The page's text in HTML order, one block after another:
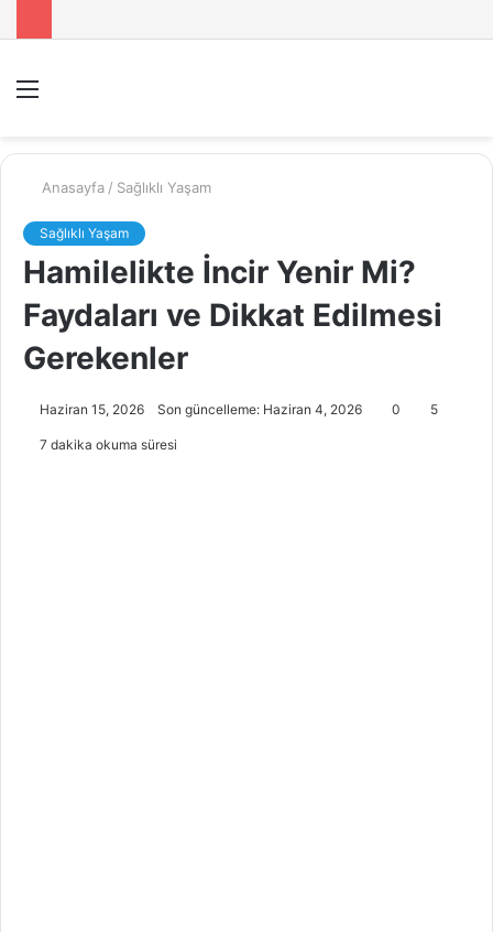
...
Anasayfa / Sağlıklı Yaşam
Sağlıklı Yaşam
Hamilelikte İncir Yenir Mi?
Faydaları ve Dikkat Edilmesi
Gerekenler
Haziran 15, 2026 Son güncelleme: Haziran 4, 2026 0 5
7 dakika okuma süresi